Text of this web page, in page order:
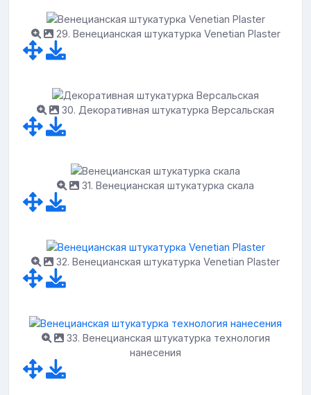
29. Венецианская штукатурка Venetian Plaster
30. Декоративная штукатурка Версальская
31. Венецианская штукатурка скала
32. Венецианская штукатурка Venetian Plaster
33. Венецианская штукатурка технология
нанесения